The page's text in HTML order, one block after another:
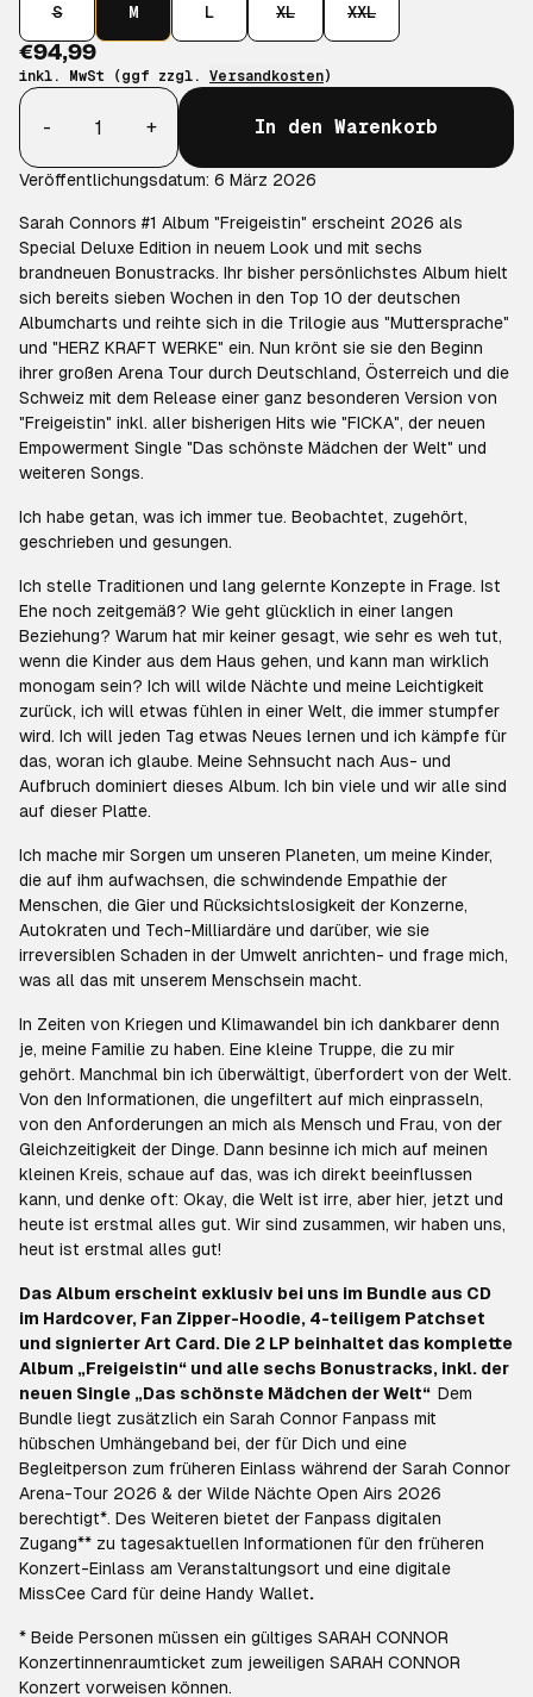
S M L XL XXL
€94,99
inkl. MwSt (ggf zzgl. Versandkosten)
Anzahl
-
+ In den Warenkorb
Veröffentlichungsdatum: 6 März 2026
Sarah Connors #1 Album "Freigeistin" erscheint 2026 als
Special Deluxe Edition in neuem Look und mit sechs
brandneuen Bonustracks. Ihr bisher persönlichstes Album hielt
sich bereits sieben Wochen in den Top 10 der deutschen
Albumcharts und reihte sich in die Trilogie aus "Muttersprache"
und "HERZ KRAFT WERKE" ein. Nun krönt sie sie den Beginn
ihrer großen Arena Tour durch Deutschland, Österreich und die
Schweiz mit dem Release einer ganz besonderen Version von
"Freigeistin" inkl. aller bisherigen Hits wie "FICKA", der neuen
Empowerment Single "Das schönste Mädchen der Welt" und
weiteren Songs.
Ich habe getan, was ich immer tue. Beobachtet, zugehört,
geschrieben und gesungen.
Ich stelle Traditionen und lang gelernte Konzepte in Frage. Ist
Ehe noch zeitgemäß? Wie geht glücklich in einer langen
Beziehung? Warum hat mir keiner gesagt, wie sehr es weh tut,
wenn die Kinder aus dem Haus gehen, und kann man wirklich
monogam sein? Ich will wilde Nächte und meine Leichtigkeit
zurück, ich will etwas fühlen in einer Welt, die immer stumpfer
wird. Ich will jeden Tag etwas Neues lernen und ich kämpfe für
das, woran ich glaube. Meine Sehnsucht nach Aus- und
Aufbruch dominiert dieses Album. Ich bin viele und wir alle sind
auf dieser Platte.
Ich mache mir Sorgen um unseren Planeten, um meine Kinder,
die auf ihm aufwachsen, die schwindende Empathie der
Menschen, die Gier und Rücksichtslosigkeit der Konzerne,
Autokraten und Tech-Milliardäre und darüber, wie sie
irreversiblen Schaden in der Umwelt anrichten- und frage mich,
was all das mit unserem Menschsein macht.
In Zeiten von Kriegen und Klimawandel bin ich dankbarer denn
je, meine Familie zu haben. Eine kleine Truppe, die zu mir
gehört. Manchmal bin ich überwältigt, überfordert von der Welt.
Von den Informationen, die ungefiltert auf mich einprasseln,
von den Anforderungen an mich als Mensch und Frau, von der
Gleichzeitigkeit der Dinge. Dann besinne ich mich auf meinen
kleinen Kreis, schaue auf das, was ich direkt beeinflussen
kann, und denke oft: Okay, die Welt ist irre, aber hier, jetzt und
heute ist erstmal alles gut. Wir sind zusammen, wir haben uns,
heut ist erstmal alles gut!
Das Album erscheint exklusiv bei uns im Bundle aus CD
im Hardcover, Fan Zipper-Hoodie, 4-teiligem Patchset
und signierter Art Card. Die 2 LP beinhaltet das komplette
Album „Freigeistin“ und alle sechs Bonustracks, inkl. der
neuen Single „Das schönste Mädchen der Welt“ Dem
Bundle liegt zusätzlich ein Sarah Connor Fanpass mit
hübschen Umhängeband bei, der für Dich und eine
Begleitperson zum früheren Einlass während der Sarah Connor
Arena-Tour 2026 & der Wilde Nächte Open Airs 2026
berechtigt*. Des Weiteren bietet der Fanpass digitalen
Zugang** zu tagesaktuellen Informationen für den früheren
Konzert-Einlass am Veranstaltungsort und eine digitale
MissCee Card für deine Handy Wallet.
* Beide Personen müssen ein gültiges SARAH CONNOR
Konzertinnenraumticket zum jeweiligen SARAH CONNOR
Konzert vorweisen können.